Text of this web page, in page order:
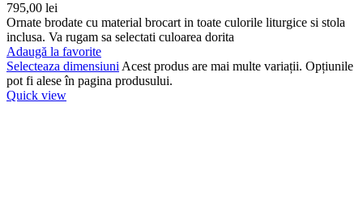
795,00 lei
Ornate brodate cu material brocart in toate culorile liturgice si stola
inclusa. Va rugam sa selectati culoarea dorita
Adaugă la favorite
Selecteaza dimensiuni Acest produs are mai multe variații. Opțiunile
pot fi alese în pagina produsului.
Quick view